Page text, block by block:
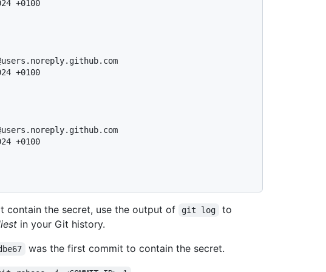
+0100
+0100
+0100
contain the secret, use the output of git log
to
in your Git history.
was the first commit to contain the secret.